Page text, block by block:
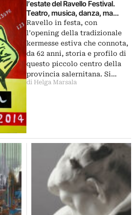
l’estate del Ravello Festival.
Teatro, musica, danza, ma
anche arte contemporanea
internazionale, con Wang
Guangyi e Tony Cragg
Ravello in festa, con
l’opening della tradizionale
kermesse estiva che connota,
da 62 anni, storia e profilo di
questo piccolo centro della
provincia salernitana. Si…
di Helga Marsala